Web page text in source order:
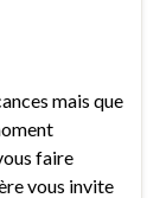
mais que
faire
vous invite